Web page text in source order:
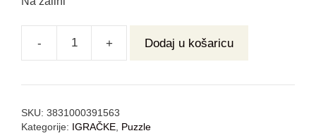
- + Dodaj u košaricu
SKU: 3831000391563
Kategorije: IGRAČKE, Puzzle